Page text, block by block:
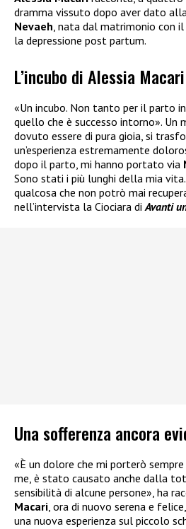
dramma vissuto dopo aver dato
Nevaeh, nata dal matrimonio con
la depressione post partum.
L’incubo di Alessia Macari
«Un incubo. Non tanto per il parto
quello che è successo intorno». Un
dovuto essere di pura gioia, si
un’esperienza estremamente
dopo il parto, mi hanno portato via
Sono stati i più lunghi della mia
qualcosa che non potrò mai
nell’intervista la Ciociara di Avanti
Una sofferenza ancora
«È un dolore che mi porterò
me, è stato causato anche dalla
sensibilità di alcune persone», ha
Macari, ora di nuovo serena e
una nuova esperienza sul piccolo